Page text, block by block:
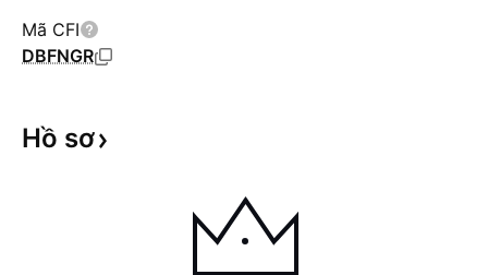
Mã CFI
DBFNGR
Hồ sơ